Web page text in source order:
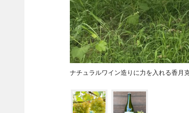
ナチュラルワイン造りに力を入れる香月